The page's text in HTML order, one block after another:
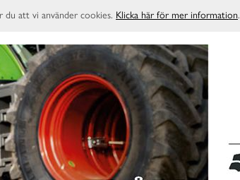
du att vi använder cookies. Klicka här för mer information.